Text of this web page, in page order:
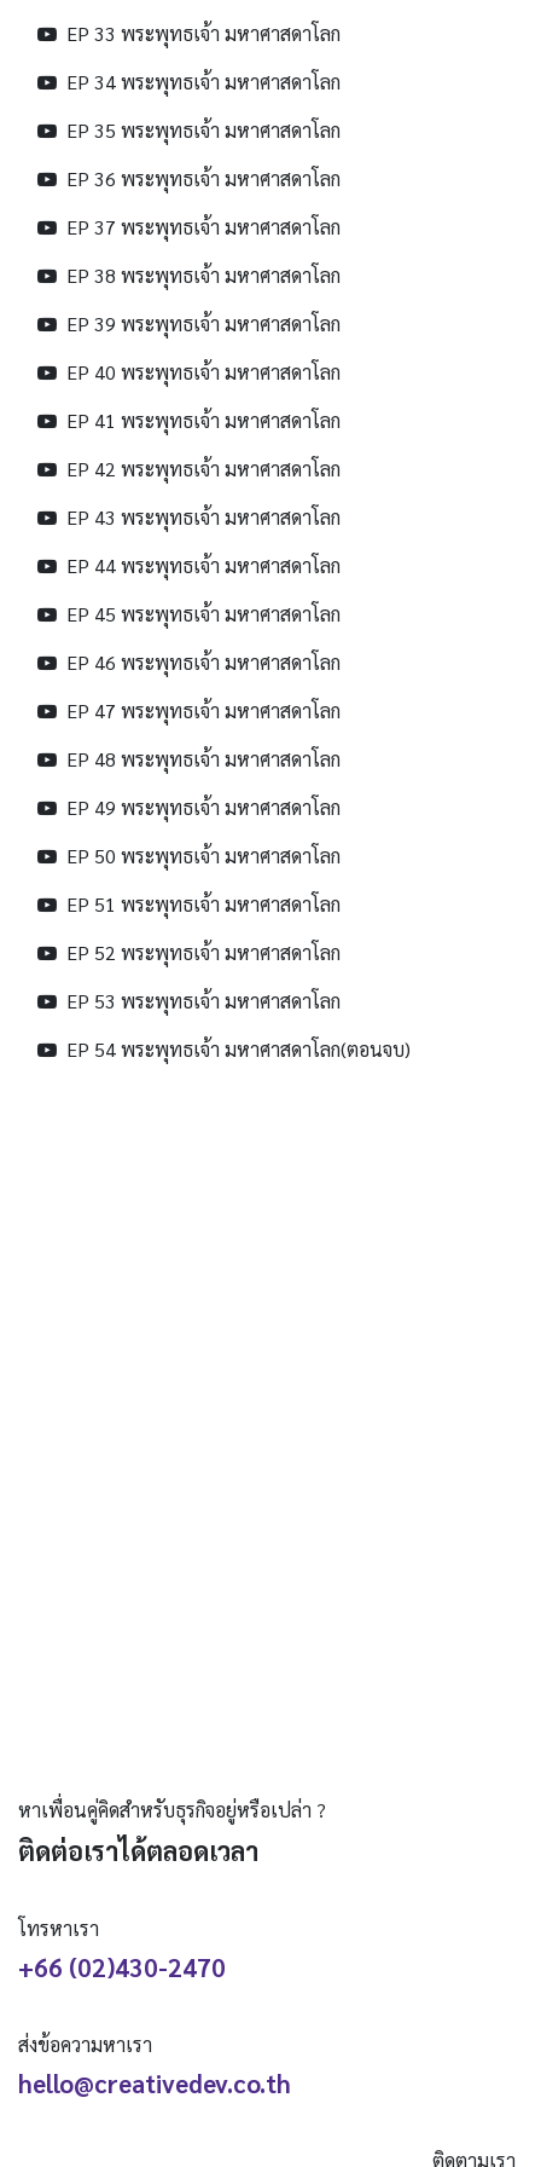
EP 33 พระพุทธเจ้า มหาศาสดาโลก
EP 34 พระพุทธเจ้า มหาศาสดาโลก
EP 35 พระพุทธเจ้า มหาศาสดาโลก
EP 36 พระพุทธเจ้า มหาศาสดาโลก
EP 37 พระพุทธเจ้า มหาศาสดาโลก
EP 38 พระพุทธเจ้า มหาศาสดาโลก
EP 39 พระพุทธเจ้า มหาศาสดาโลก
EP 40 พระพุทธเจ้า มหาศาสดาโลก
EP 41 พระพุทธเจ้า มหาศาสดาโลก
EP 42 พระพุทธเจ้า มหาศาสดาโลก
EP 43 พระพุทธเจ้า มหาศาสดาโลก
EP 44 พระพุทธเจ้า มหาศาสดาโลก
EP 45 พระพุทธเจ้า มหาศาสดาโลก
EP 46 พระพุทธเจ้า มหาศาสดาโลก
EP 47 พระพุทธเจ้า มหาศาสดาโลก
EP 48 พระพุทธเจ้า มหาศาสดาโลก
EP 49 พระพุทธเจ้า มหาศาสดาโลก
EP 50 พระพุทธเจ้า มหาศาสดาโลก
EP 51 พระพุทธเจ้า มหาศาสดาโลก
EP 52 พระพุทธเจ้า มหาศาสดาโลก
EP 53 พระพุทธเจ้า มหาศาสดาโลก
EP 54 พระพุทธเจ้า มหาศาสดาโลก(ตอนจบ)
หาเพื่อนคู่คิดสำหรับธุรกิจอยู่หรือเปล่า ?
ติดต่อเราได้ตลอดเวลา
โทรหาเรา
+66 (02)430-2470
ส่งข้อความหาเรา
hello@creativedev.co.th
ติดตามเรา